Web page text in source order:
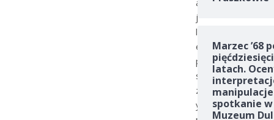
j
l
e
p
s
z
y
Marzec ’68
latach.
spotkanie w
Muzeum